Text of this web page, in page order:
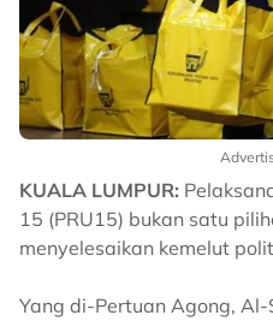
KUALA LUMPUR:
15 (PRU15) bukan satu
menyelesaikan kemelut
Yang di-Pertuan Agong,